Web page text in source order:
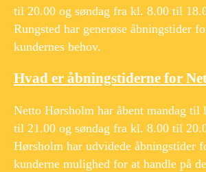
til 20.00 og søndag fra kl. 8.00 til
Rungsted har generøse åbningstider
kundernes behov.
Hvad er åbningstiderne for
Netto Hørsholm har åbent mandag
til 21.00 og søndag fra kl. 8.00 til
Hørsholm har udvidede åbningstider
kunderne mulighed for at handle på